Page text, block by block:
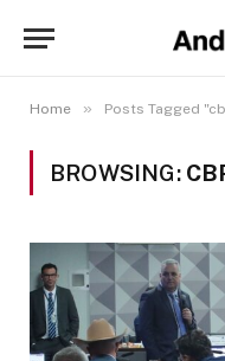
Home » Posts Tagged
BROWSING: